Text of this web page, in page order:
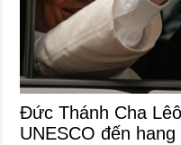
Đức Thánh Cha
UNESCO đến